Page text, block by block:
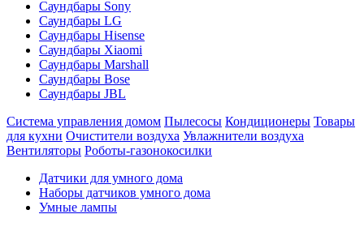
Саундбары Sony
Саундбары LG
Саундбары Hisense
Саундбары Xiaomi
Саундбары Marshall
Саундбары Bose
Саундбары JBL
Система управления домом Пылесосы Кондиционеры Товары
для кухни Очистители воздуха Увлажнители воздуха
Вентиляторы Роботы-газонокосилки
Датчики для умного дома
Наборы датчиков умного дома
Умные лампы